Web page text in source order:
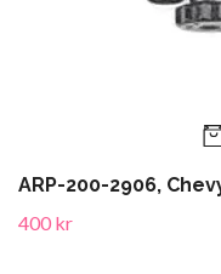
ARP-200-2906,
400 kr